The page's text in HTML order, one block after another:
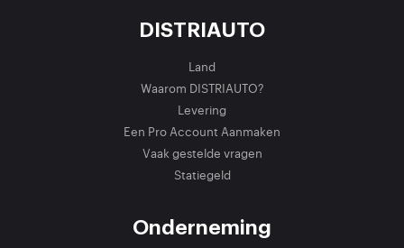
DISTRIAUTO
Land
Waarom DISTRIAUTO?
Levering
Een Pro Account Aanmaken
Vaak gestelde vragen
Statiegeld
Onderneming